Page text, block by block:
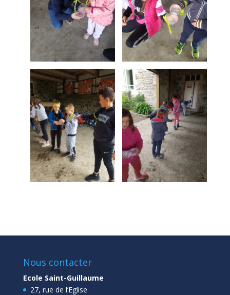
Nous contacter
Ecole Saint-Guillaume
27, rue de l’Eglise